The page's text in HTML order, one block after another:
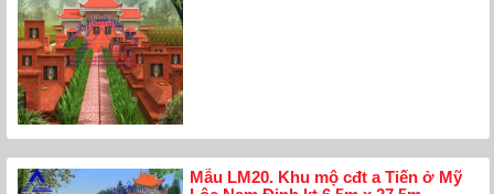
Mẫu LM20. Khu mộ cđt a Tiến ở Mỹ